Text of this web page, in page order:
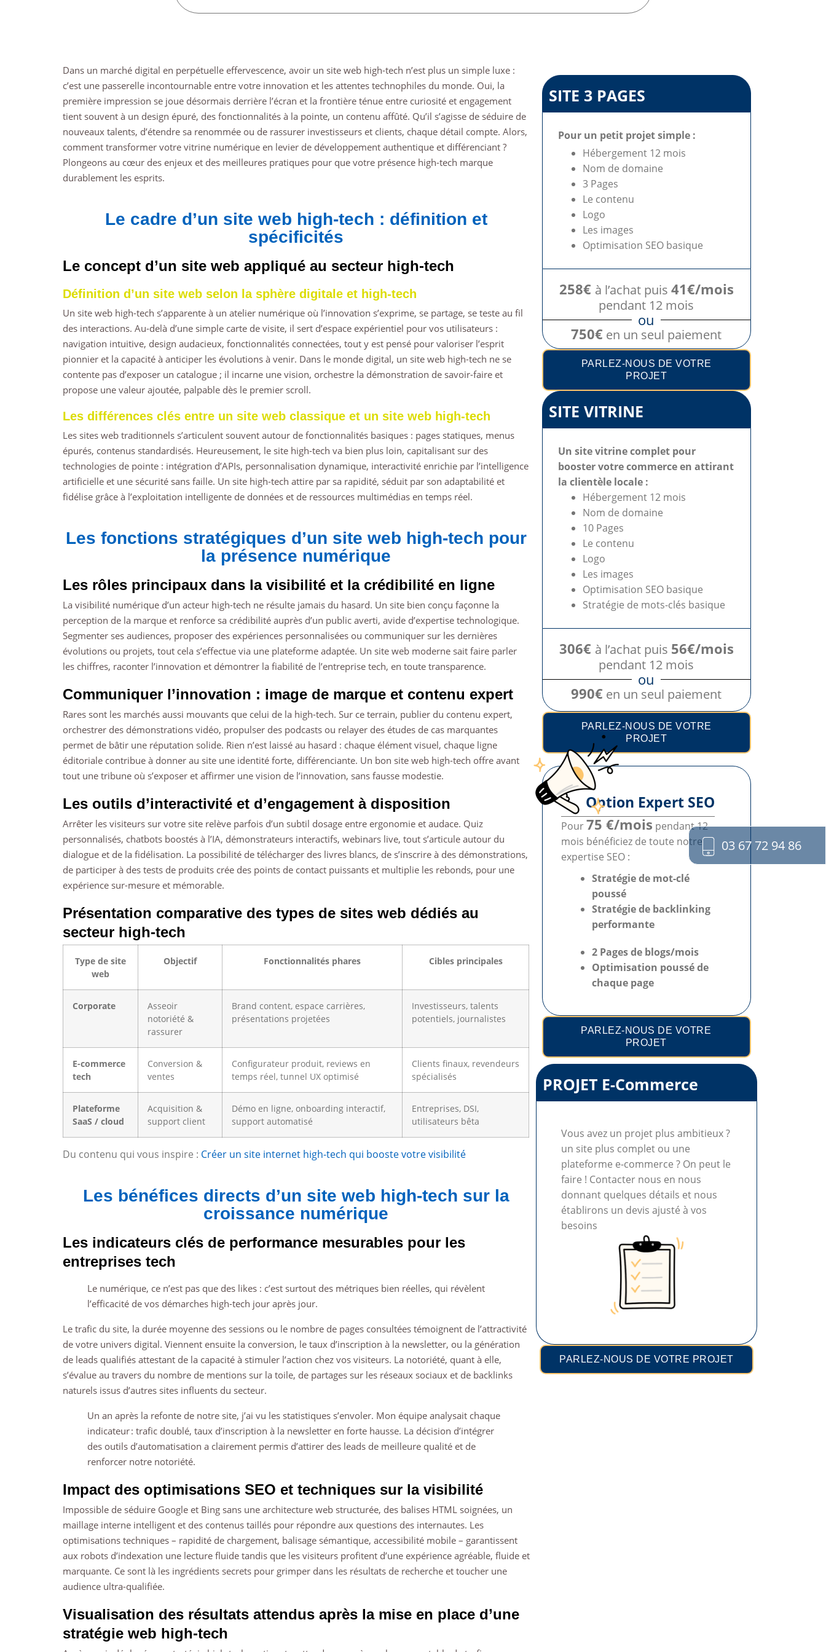
Dans un marché digital en perpétuelle effervescence, avoir un site web high-tech n’est plus un simple luxe :
c’est une passerelle incontournable entre votre innovation et les attentes technophiles du monde. Oui, la
première impression se joue désormais derrière l’écran et la frontière ténue entre curiosité et engagement
tient souvent à un design épuré, des fonctionnalités à la pointe, un contenu affûté. Qu’il s’agisse de séduire de
nouveaux talents, d’étendre sa renommée ou de rassurer investisseurs et clients, chaque détail compte. Alors,
comment transformer votre vitrine numérique en levier de développement authentique et différenciant ?
Plongeons au cœur des enjeux et des meilleures pratiques pour que votre présence high-tech marque
durablement les esprits.
Le cadre d’un site web high-tech : définition et
spécificités
Le concept d’un site web appliqué au secteur high-tech
Définition d’un site web selon la sphère digitale et high-tech
Un site web high-tech s’apparente à un atelier numérique où l’innovation s’exprime, se partage, se teste au fil
des interactions. Au-delà d’une simple carte de visite, il sert d’espace expérientiel pour vos utilisateurs :
navigation intuitive, design audacieux, fonctionnalités connectées, tout y est pensé pour valoriser l’esprit
pionnier et la capacité à anticiper les évolutions à venir. Dans le monde digital, un site web high-tech ne se
contente pas d’exposer un catalogue ; il incarne une vision, orchestre la démonstration de savoir-faire et
propose une valeur ajoutée, palpable dès le premier scroll.
Les différences clés entre un site web classique et un site web high-tech
Les sites web traditionnels s’articulent souvent autour de fonctionnalités basiques : pages statiques, menus
épurés, contenus standardisés. Heureusement, le site high-tech va bien plus loin, capitalisant sur des
technologies de pointe : intégration d’APIs, personnalisation dynamique, interactivité enrichie par l’intelligence
artificielle et une sécurité sans faille. Un site high-tech attire par sa rapidité, séduit par son adaptabilité et
fidélise grâce à l’exploitation intelligente de données et de ressources multimédias en temps réel.
Les fonctions stratégiques d’un site web high-tech pour
la présence numérique
Les rôles principaux dans la visibilité et la crédibilité en ligne
La visibilité numérique d’un acteur high-tech ne résulte jamais du hasard. Un site bien conçu façonne la
perception de la marque et renforce sa crédibilité auprès d’un public averti, avide d’expertise technologique.
Segmenter ses audiences, proposer des expériences personnalisées ou communiquer sur les dernières
évolutions ou projets, tout cela s’effectue via une plateforme adaptée. Un site web moderne sait faire parler
les chiffres, raconter l’innovation et démontrer la fiabilité de l’entreprise tech, en toute transparence.
Communiquer l’innovation : image de marque et contenu expert
Rares sont les marchés aussi mouvants que celui de la high-tech. Sur ce terrain, publier du contenu expert,
orchestrer des démonstrations vidéo, propulser des podcasts ou relayer des études de cas marquantes
permet de bâtir une réputation solide. Rien n’est laissé au hasard : chaque élément visuel, chaque ligne
éditoriale contribue à donner au site une identité forte, différenciante. Un bon site web high-tech offre avant
tout une tribune où s’exposer et affirmer une vision de l’innovation, sans fausse modestie.
Les outils d’interactivité et d’engagement à disposition
Arrêter les visiteurs sur votre site relève parfois d’un subtil dosage entre ergonomie et audace. Quiz
personnalisés, chatbots boostés à l’IA, démonstrateurs interactifs, webinars live, tout s’articule autour du
dialogue et de la fidélisation. La possibilité de télécharger des livres blancs, de s’inscrire à des démonstrations,
de participer à des tests de produits crée des points de contact puissants et multiplie les rebonds, pour une
expérience sur-mesure et mémorable.
Présentation comparative des types de sites web dédiés au
secteur high-tech
Type de site
web
Objectif Fonctionnalités phares Cibles principales
Corporate
Asseoir
notoriété &
rassurer
Brand content, espace carrières,
présentations projetées
Investisseurs, talents
potentiels, journalistes
E-commerce
tech
Conversion &
ventes
Configurateur produit, reviews en
temps réel, tunnel UX optimisé
Clients finaux, revendeurs
spécialisés
Plateforme
SaaS / cloud
Acquisition &
support client
Démo en ligne, onboarding interactif,
support automatisé
Entreprises, DSI,
utilisateurs bêta
Du contenu qui vous inspire : Créer un site internet high-tech qui booste votre visibilité
Les bénéfices directs d’un site web high-tech sur la
croissance numérique
Les indicateurs clés de performance mesurables pour les
entreprises tech
Le numérique, ce n’est pas que des likes : c’est surtout des métriques bien réelles, qui révèlent
l’efficacité de vos démarches high-tech jour après jour.
Le trafic du site, la durée moyenne des sessions ou le nombre de pages consultées témoignent de l’attractivité
de votre univers digital. Viennent ensuite la conversion, le taux d’inscription à la newsletter, ou la génération
de leads qualifiés attestant de la capacité à stimuler l’action chez vos visiteurs. La notoriété, quant à elle,
s’évalue au travers du nombre de mentions sur la toile, de partages sur les réseaux sociaux et de backlinks
naturels issus d’autres sites influents du secteur.
Un an après la refonte de notre site, j’ai vu les statistiques s’envoler. Mon équipe analysait chaque
indicateur : trafic doublé, taux d’inscription à la newsletter en forte hausse. La décision d’intégrer
des outils d’automatisation a clairement permis d’attirer des leads de meilleure qualité et de
renforcer notre notoriété.
Impact des optimisations SEO et techniques sur la visibilité
Impossible de séduire Google et Bing sans une architecture web structurée, des balises HTML soignées, un
maillage interne intelligent et des contenus taillés pour répondre aux questions des internautes. Les
optimisations techniques – rapidité de chargement, balisage sémantique, accessibilité mobile – garantissent
aux robots d’indexation une lecture fluide tandis que les visiteurs profitent d’une expérience agréable, fluide et
marquante. Ce sont là les ingrédients secrets pour grimper dans les résultats de recherche et toucher une
audience ultra-qualifiée.
Visualisation des résultats attendus après la mise en place d’une
stratégie web high-tech
SITE 3 PAGES
Pour un petit projet simple :
Hébergement 12 mois
Nom de domaine
3 Pages
Le contenu
Logo
Les images
Optimisation SEO basique
258€ à l’achat puis 41€/mois
pendant 12 mois
ou
750€ en un seul paiement
PARLEZ-NOUS DE VOTRE
PROJET
SITE VITRINE
Un site vitrine complet pour
booster votre commerce en attirant
la clientèle locale :
Hébergement 12 mois
Nom de domaine
10 Pages
Le contenu
Logo
Les images
Optimisation SEO basique
Stratégie de mots-clés basique
306€ à l’achat puis 56€/mois
pendant 12 mois
ou
990€ en un seul paiement
PARLEZ-NOUS DE VOTRE
PROJET
Option Expert SEO
Pour75 €/mois pendant 12
mois bénéficiez de toute notre
expertise SEO :
Stratégie de mot-clé
poussé
Stratégie de backlinking
performante
2 Pages de blogs/mois
Optimisation pousséde
chaque page
PARLEZ-NOUS DE VOTRE
PROJET
PROJET E-Commerce
Vous avez un projet plus ambitieux ?
un site plus complet ou une
plateforme e-commerce ? On peut le
faire ! Contacter nous en nous
donnant quelques détails et nous
établirons un devis ajusté à vos
besoins
PARLEZ-NOUS DE VOTRE PROJET
03 67 72 94 86